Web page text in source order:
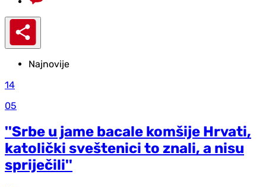
Najnovije
14
05
''Srbe u jame bacale komšije Hrvati,
katolički sveštenici to znali, a nisu
spriječili''